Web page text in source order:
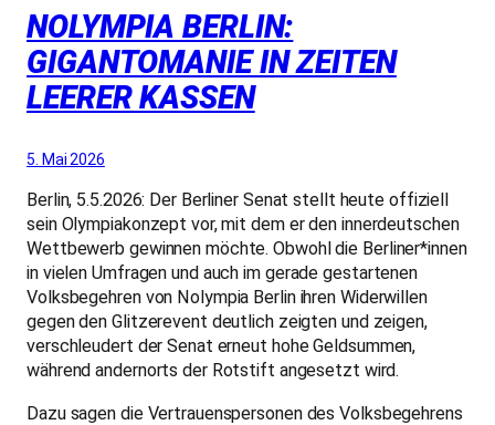
NOLYMPIA BERLIN:
GIGANTOMANIE IN ZEITEN
LEERER KASSEN
5. Mai 2026
Berlin, 5.5.2026: Der Berliner Senat stellt heute offiziell
sein Olympiakonzept vor, mit dem er den innerdeutschen
Wettbewerb gewinnen möchte. Obwohl die Berliner*innen
in vielen Umfragen und auch im gerade gestartenen
Volksbegehren von Nolympia Berlin ihren Widerwillen
gegen den Glitzerevent deutlich zeigten und zeigen,
verschleudert der Senat erneut hohe Geldsummen,
während andernorts der Rotstift angesetzt wird.
Dazu sagen die Vertrauenspersonen des Volksbegehrens